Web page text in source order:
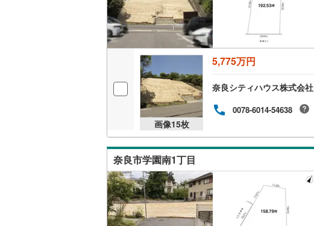
画像15枚
5,775万円
奈良シティハウス株式会社
0078-6014-54638
奈良市学園南1丁目